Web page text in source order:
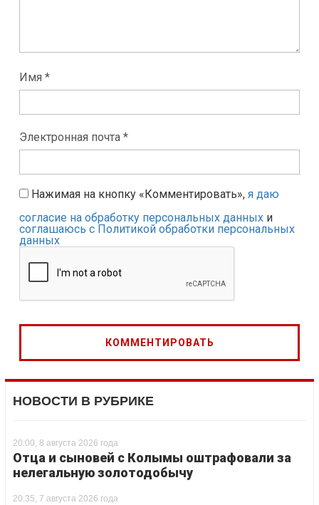
Имя *
Электронная почта *
Нажимая на кнопку «Комментировать», я даю
согласие на обработку персональных данных и
соглашаюсь с Политикой обработки персональных
данных
НОВОСТИ В РУБРИКЕ
20:00, 8 августа 2026 года
Отца и сыновей с Колымы оштрафовали за
нелегальную золотодобычу
20:35, 7 августа 2026 года